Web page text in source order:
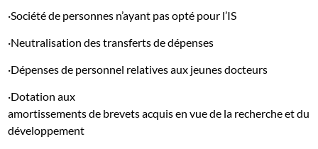
·Société de personnes n’ayant pas opté pour l’IS
·Neutralisation des transferts de dépenses
·Dépenses de personnel relatives aux jeunes docteurs
·Dotation aux
amortissements de brevets acquis en vue de la recherche et du
développement